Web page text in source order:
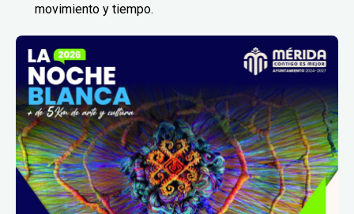
movimiento y tiempo.